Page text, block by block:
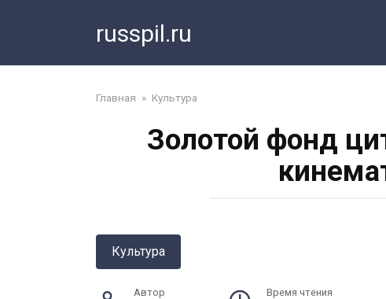
russpil.ru
Главная » Культура
Золотой фонд
Культура
Автор Время чтения